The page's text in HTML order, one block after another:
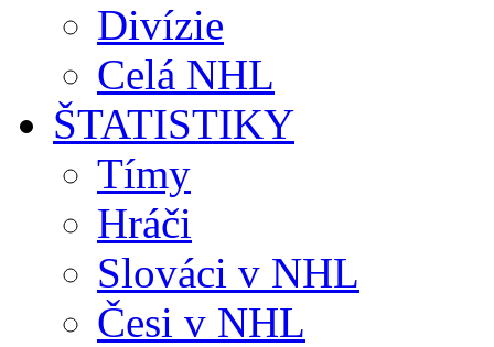
Divízie
Celá NHL
ŠTATISTIKY
Tímy
Hráči
Slováci v NHL
Česi v NHL